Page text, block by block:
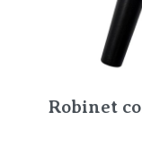
Robinet